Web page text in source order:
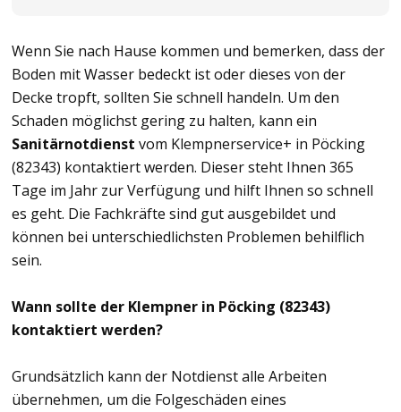
Wenn Sie nach Hause kommen und bemerken, dass der
Boden mit Wasser bedeckt ist oder dieses von der
Decke tropft, sollten Sie schnell handeln. Um den
Schaden möglichst gering zu halten, kann ein
Sanitärnotdienst vom Klempnerservice+ in Pöcking
(82343) kontaktiert werden. Dieser steht Ihnen 365
Tage im Jahr zur Verfügung und hilft Ihnen so schnell
es geht. Die Fachkräfte sind gut ausgebildet und
können bei unterschiedlichsten Problemen behilflich
sein.
Wann sollte der Klempner in Pöcking (82343)
kontaktiert werden?
Grundsätzlich kann der Notdienst alle Arbeiten
übernehmen, um die Folgeschäden eines